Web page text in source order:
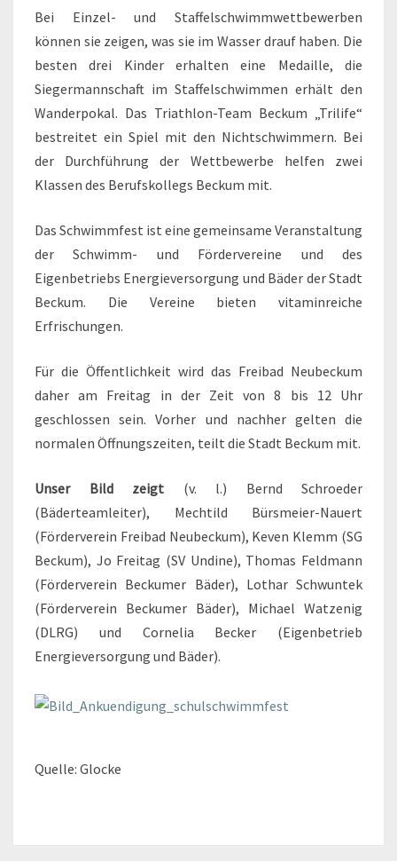
Bei Einzel- und Staffelschwimmwettbewerben
können sie zeigen, was sie im Wasser drauf haben. Die
besten drei Kinder erhalten eine Medaille, die
Siegermannschaft im Staffelschwimmen erhält den
Wanderpokal. Das Triathlon-Team Beckum „Trilife“
bestreitet ein Spiel mit den Nichtschwimmern. Bei
der Durchführung der Wettbewerbe helfen zwei
Klassen des Berufskollegs Beckum mit.
Das Schwimmfest ist eine gemeinsame Veranstaltung
der Schwimm- und Fördervereine und des
Eigenbetriebs Energieversorgung und Bäder der Stadt
Beckum. Die Vereine bieten vitaminreiche
Erfrischungen.
Für die Öffentlichkeit wird das Freibad Neubeckum
daher am Freitag in der Zeit von 8 bis 12 Uhr
geschlossen sein. Vorher und nachher gelten die
normalen Öffnungszeiten, teilt die Stadt Beckum mit.
Unser Bild zeigt (v. l.) Bernd Schroeder
(Bäderteamleiter), Mechtild Bürsmeier-Nauert
(Förderverein Freibad Neubeckum), Keven Klemm (SG
Beckum), Jo Freitag (SV Undine), Thomas Feldmann
(Förderverein Beckumer Bäder), Lothar Schwuntek
(Förderverein Beckumer Bäder), Michael Watzenig
(DLRG) und Cornelia Becker (Eigenbetrieb
Energieversorgung und Bäder).
Quelle: Glocke